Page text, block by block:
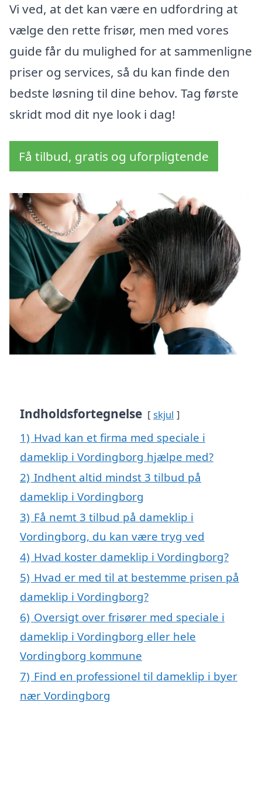
Vi ved, at det kan være en udfordring at
vælge den rette frisør, men med vores
guide får du mulighed for at sammenligne
priser og services, så du kan finde den
bedste løsning til dine behov. Tag første
skridt mod dit nye look i dag!
Få tilbud, gratis og uforpligtende
Indholdsfortegnelse skjul
1) Hvad kan et firma med speciale i
dameklip i Vordingborg hjælpe med?
2) Indhent altid mindst 3 tilbud på
dameklip i Vordingborg
3) Få nemt 3 tilbud på dameklip i
Vordingborg, du kan være tryg ved
4) Hvad koster dameklip i Vordingborg?
5) Hvad er med til at bestemme prisen på
dameklip i Vordingborg?
6) Oversigt over frisører med speciale i
dameklip i Vordingborg eller hele
Vordingborg kommune
7) Find en professionel til dameklip i byer
nær Vordingborg